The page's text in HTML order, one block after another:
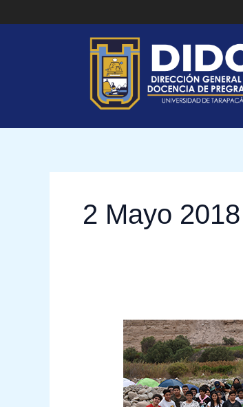
al
2 Mayo 2018
Proyecto
participativo
del
Programa
PACE